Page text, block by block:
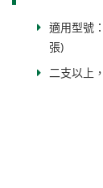
適用型號
張)
二支以上